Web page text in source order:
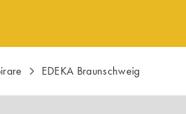
EDEKA Braunschweig